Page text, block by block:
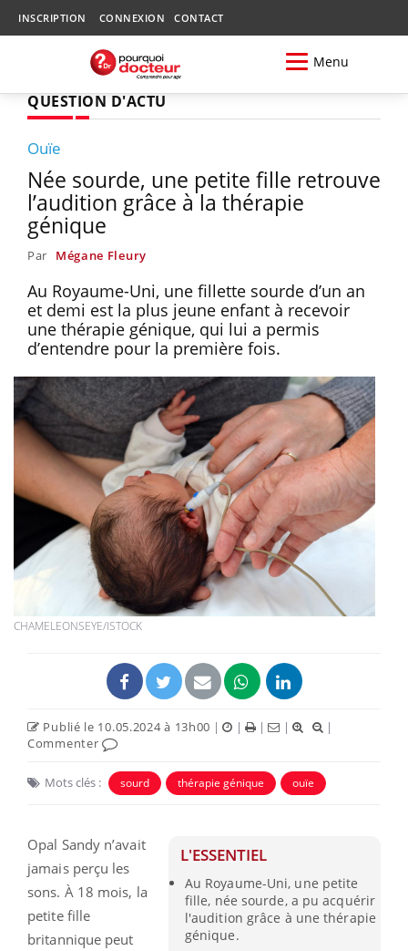
INSCRIPTION CONNEXION CONTACT
Menu
QUESTION D'ACTU
Ouïe
Née sourde, une petite fille retrouve
l’audition grâce à la thérapie
génique
Par Mégane Fleury
Au Royaume-Uni, une fillette sourde d’un an
et demi est la plus jeune enfant à recevoir
une thérapie génique, qui lui a permis
d’entendre pour la première fois.
CHAMELEONSEYE/ISTOCK
Publié le 10.05.2024 à 13h00 | | | |
|
Commenter
Mots clés : sourd thérapie génique ouïe
L'ESSENTIEL
Au Royaume-Uni, une petite
fille, née sourde, a pu acquérir
l'audition grâce à une thérapie
génique.
Opal Sandy n’avait
jamais perçu les
sons. À 18 mois, la
petite fille
britannique peut